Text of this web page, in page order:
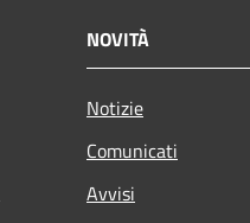
NOVITÀ
Notizie
Comunicati
Avvisi